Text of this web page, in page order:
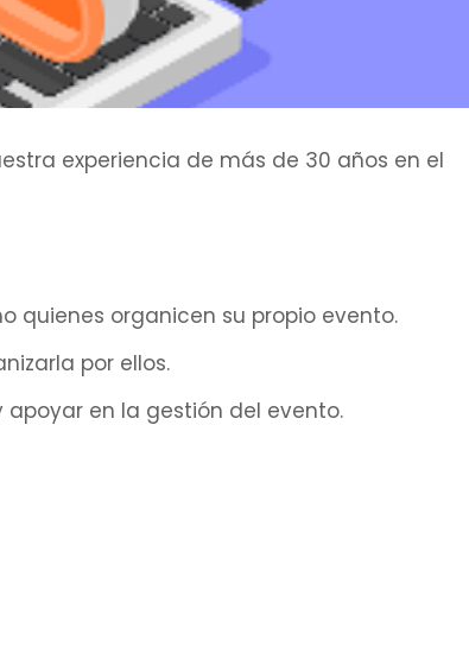
experiencia de más de 30 años en el
quienes organicen su propio evento.
por ellos.
en la gestión del evento.